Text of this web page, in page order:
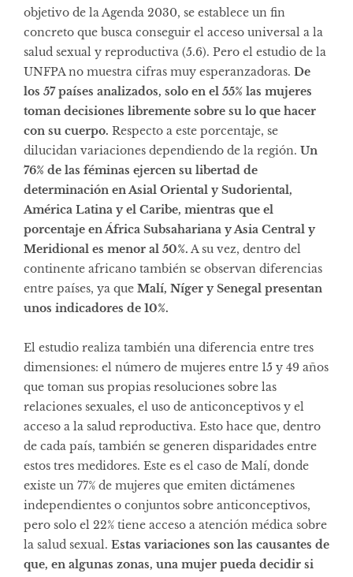
objetivo de la Agenda 2030, se establece un fin
concreto que busca conseguir el acceso universal a la
salud sexual y reproductiva (5.6). Pero el estudio de la
UNFPA no muestra cifras muy esperanzadoras. De
los 57 países analizados, solo en el 55% las mujeres
toman decisiones libremente sobre su lo que hacer
con su cuerpo. Respecto a este porcentaje, se
dilucidan variaciones dependiendo de la región. Un
76% de las féminas ejercen su libertad de
determinación en Asial Oriental y Sudoriental,
América Latina y el Caribe, mientras que el
porcentaje en África Subsahariana y Asia Central y
Meridional es menor al 50%. A su vez, dentro del
continente africano también se observan diferencias
entre países, ya que Malí, Níger y Senegal presentan
unos indicadores de 10%.
El estudio realiza también una diferencia entre tres
dimensiones: el número de mujeres entre 15 y 49 años
que toman sus propias resoluciones sobre las
relaciones sexuales, el uso de anticonceptivos y el
acceso a la salud reproductiva. Esto hace que, dentro
de cada país, también se generen disparidades entre
estos tres medidores. Este es el caso de Malí, donde
existe un 77% de mujeres que emiten dictámenes
independientes o conjuntos sobre anticonceptivos,
pero solo el 22% tiene acceso a atención médica sobre
la salud sexual. Estas variaciones son las causantes de
que, en algunas zonas, una mujer pueda decidir si